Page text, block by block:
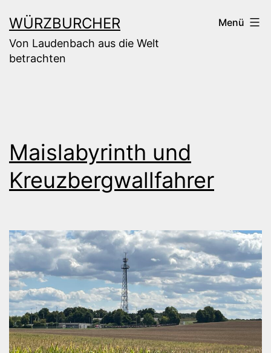
Inhalt
springen
WÜRZBURCHER
Von Laudenbach aus die Welt
betrachten
Menü
Maislabyrinth und
Kreuzbergwallfahrer